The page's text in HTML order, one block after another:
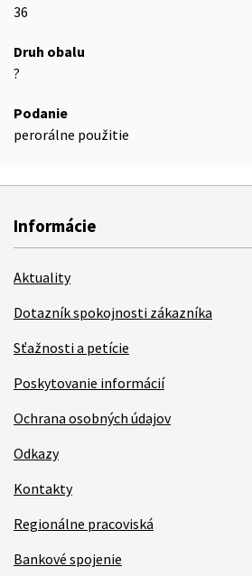
36
Druh obalu
?
Podanie
perorálne použitie
Informácie
Aktuality
Dotazník spokojnosti zákazníka
Sťažnosti a petície
Poskytovanie informácií
Ochrana osobných údajov
Odkazy
Kontakty
Regionálne pracoviská
Bankové spojenie